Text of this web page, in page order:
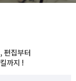
편집부터
까지 !